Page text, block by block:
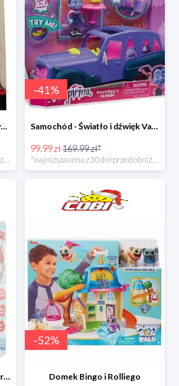
Biedronka ze świecącymi skrzydełkami - Miraculous
-41%
Samochód - Światło i dźwięk Vampirina
99.99 zł169.99 zł*
Fuse Chodząca Maskotka Interaktywna
-52%
Domek Bingo i Rolliego